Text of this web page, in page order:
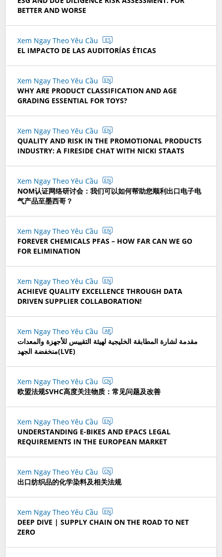
BETTER AND WORSE
Xem Ngay Theo Yêu Cầu ES
EL IMPACTO DE LAS AUDITORÍAS ÉTICAS
Xem Ngay Theo Yêu Cầu EN
WHY ARE PRODUCT CLASSIFICATION AND AGE
GRADING ESSENTIAL FOR TOYS?
Xem Ngay Theo Yêu Cầu EN
QUALITY AND RISK IN THE PROMOTIONAL PRODUCTS
INDUSTRY: A FIRESIDE CHAT WITH NICKI STAATS
Xem Ngay Theo Yêu Cầu EN
NOM认证网络研讨会：我们可以如何帮助您顺利出口电子电
气产品至墨西哥？
Xem Ngay Theo Yêu Cầu EN
FOREVER CHEMICALS PFAS – HOW FAR CAN WE GO
FOR ELIMINATION
Xem Ngay Theo Yêu Cầu EN
ACHIEVE QUALITY EXCELLENCE THROUGH DATA
DRIVEN SUPPLIER COLLABORATION!
Xem Ngay Theo Yêu Cầu AR
مقدمة لشارة المطابقة الخليجية لهيئة التقييس للأجهزة والمعدات
منخفضة الجهد(LVE)
Xem Ngay Theo Yêu Cầu CN
欧盟法规SVHC高度关注物质：常见问题及改善
Xem Ngay Theo Yêu Cầu EN
UNDERSTANDING E-BIKES AND EPACS LEGAL
REQUIREMENTS IN THE EUROPEAN MARKET
Xem Ngay Theo Yêu Cầu CN
出口纺织品的化学染料及相关法规
Xem Ngay Theo Yêu Cầu EN
DEEP DIVE | SUPPLY CHAIN ON THE ROAD TO NET
ZERO